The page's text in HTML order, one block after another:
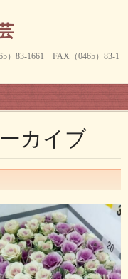
）83-1661 FAX（0465）83-1
カイブ